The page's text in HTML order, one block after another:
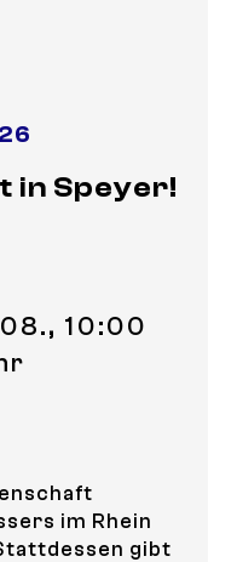
in Speyer!
10:00
im Rhein
gibt